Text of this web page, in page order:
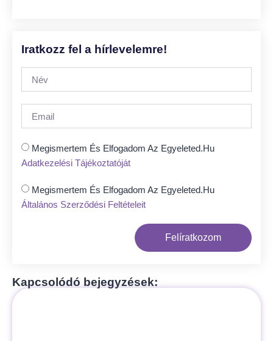
Iratkozz fel a hírlevelemre!
Megismertem És Elfogadom Az Egyeleted.hu
Adatkezelési Tájékoztatóját
Megismertem És Elfogadom Az Egyeleted.hu
Általános Szerződési Feltételeit
Felíratkozom
Kapcsolódó bejegyzések: